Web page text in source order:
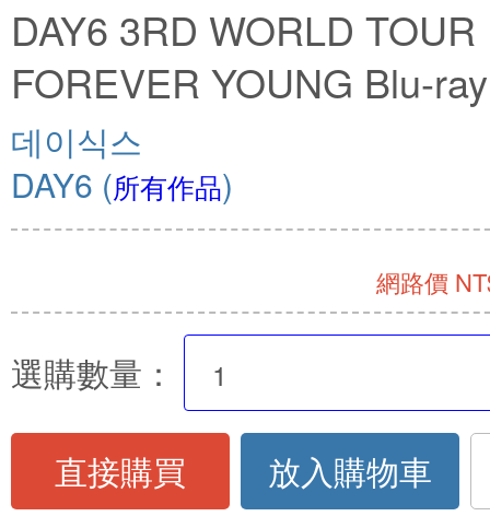
DAY6 3RD WORLD TOUR
FOREVER YOUNG Blu-
데이식스
DAY6 (所有作品)
網路價
選購數量：
直接購買
放入購物車